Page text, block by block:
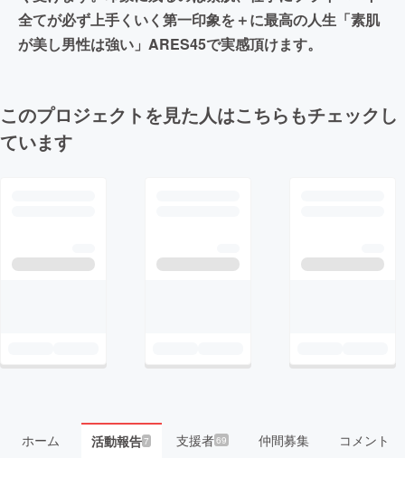
全てが必ず上手くいく第一印象を＋に最高の人生「素肌
が美し男性は強い」ARES45で実感頂けます。
このプロジェクトを見た人はこちらもチェックし
ています
ホーム 活動報告7 支援者69 仲間募集 コメント